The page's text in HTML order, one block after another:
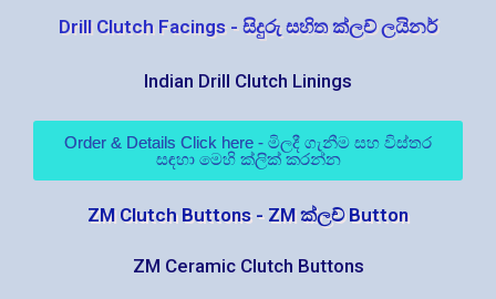
Drill Clutch Facings - සිදුරු සහිත ක්ලච් ලයිනර්
Indian Drill Clutch Linings
Order & Details Click here - මිලදී ගැනීම සහ විස්තර
සඳහා මෙහි ක්ලික් කරන්න
ZM Clutch Buttons - ZM ක්ලච් Button
ZM Ceramic Clutch Buttons